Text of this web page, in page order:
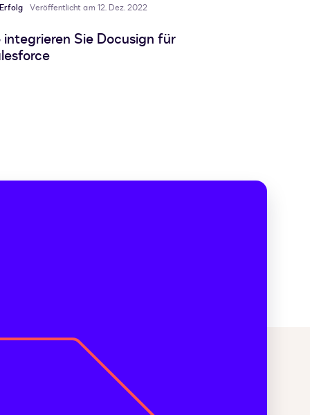
Veröffentlicht am 12. Dez. 2022
integrieren Sie Docusign für